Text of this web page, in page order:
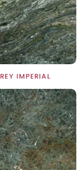
REY IMPERIAL